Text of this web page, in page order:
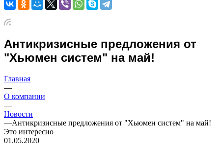
Антикризисные предложения от
"Хьюмен систем" на май!
Главная
—
О компании
—
Новости
—Антикризисные предложения от "Хьюмен систем" на май!
Это интересно
01.05.2020